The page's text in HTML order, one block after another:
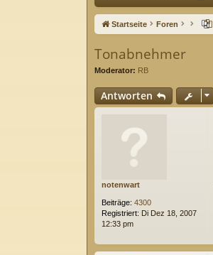
ne
ug
Startseite Foren
Tonabnehmer
Moderator: RB
Antworten
notenwart
Beiträge: 4300
Registriert: Di Dez 18, 2007
12:33 pm